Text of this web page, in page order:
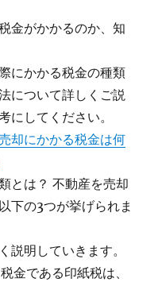
金がかかるのか、知
にかかる税金の種類
について詳しくご説
にしてください。
却にかかる税金は何
とは？ 不動産を売却
下の3つが挙げられま
説明していきます。
金である印紙税は、